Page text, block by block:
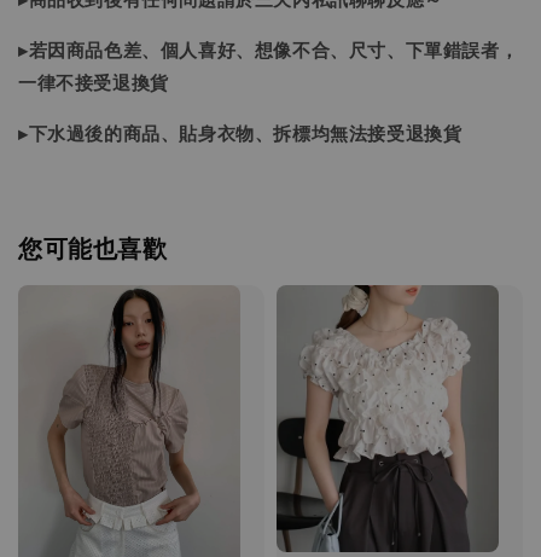
▸若因商品色差、個人喜好、想像不合、尺寸、下單錯誤者，
一律不接受退換貨
▸下水過後的商品、貼身衣物、拆標均無法接受退換貨
您可能也喜歡